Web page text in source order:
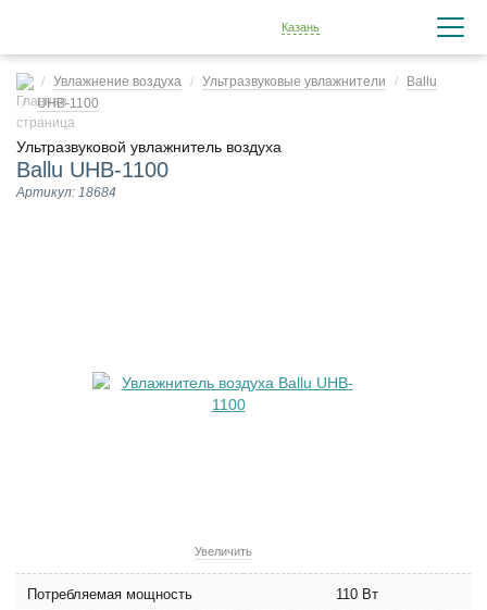
Казань
Увлажнение воздуха Ультразвуковые увлажнители
Ballu
UHB-1100
Ультразвуковой увлажнитель воздуха
Ballu UHB-1100
Артикул: 18684
Увеличить
Потребляемая мощность 110 Вт